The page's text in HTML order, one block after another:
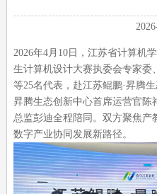
2026年4月10日，江苏省计算机
生计算机设计大赛执委会专家委
等25名代表，赴江苏鲲鹏·昇腾
昇腾生态创新中心首席运营官陈
总监彭迪全程陪同。双方聚焦产
数字产业协同发展新路径。